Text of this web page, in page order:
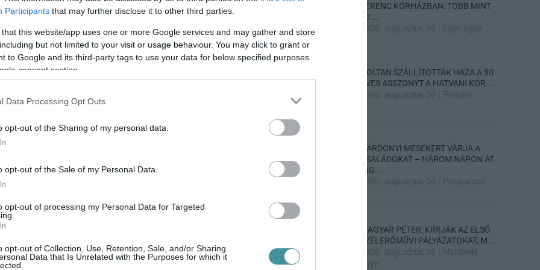
Participants that may further disclose it to other third parties.
that this website/app uses one or more Google services and may gather and store
but not limited to your visit or usage behaviour. You may click to grant or
to Google and its third-party tags to use your data for below specified purposes
consent section.
Data Processing Opt Outs
opt-out of the Sharing of my personal data.
opt-out of the Sale of my Personal Data.
opt-out of processing my Personal Data for Targeted
opt-out of Collection, Use, Retention, Sale, and/or Sharing
Data that Is Unrelated with the Purposes for which it
érezheti a tarkóján.”
fenyegető üzenetét:„Semmi nem lesz
lesz rendezve.”
Főosztály/Fischer Zoltán
Menczer Tamás, a Fidesz
államtitkár volt, d...
FERENC KÓRHÁZBAN: TÖBB MINT
70 ...
2026. augusztus 06 Eger ügye
HOLTAN SZÁLLÍTOTTÁK HAZA A 80
ÉVES ASSZONYT A HATVANI KÓR...
2026. augusztus 06 Riasztó
GÁRDONYI MESEKERT VÁRJA A
CSALÁDOKAT – HÁROM NAPON ÁT
ING...
2026. augusztus 06 Programok
MAGYAR PÉTER: KIÍRJÁK AZ ELSŐ
SZÉLERŐMŰVI PÁLYÁZATOKAT, M...
2026. augusztus 06
Mindenki
ügye